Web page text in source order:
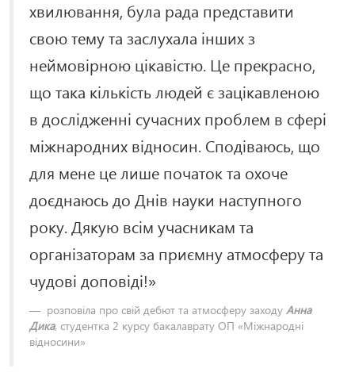
хвилювання, була рада представити
свою тему та заслухала інших з
неймовірною цікавістю. Це прекрасно,
що така кількість людей є зацікавленою
в дослідженні сучасних проблем в сфері
міжнародних відносин. Сподіваюсь, що
для мене це лише початок та охоче
доєднаюсь до Днів науки наступного
року. Дякую всім учасникам та
організаторам за приємну атмосферу та
чудові доповіді!»
розповіла про свій дебют та атмосферу заходу Анна
Дика, студентка 2 курсу бакалаврату ОП «Міжнародні
відносини»